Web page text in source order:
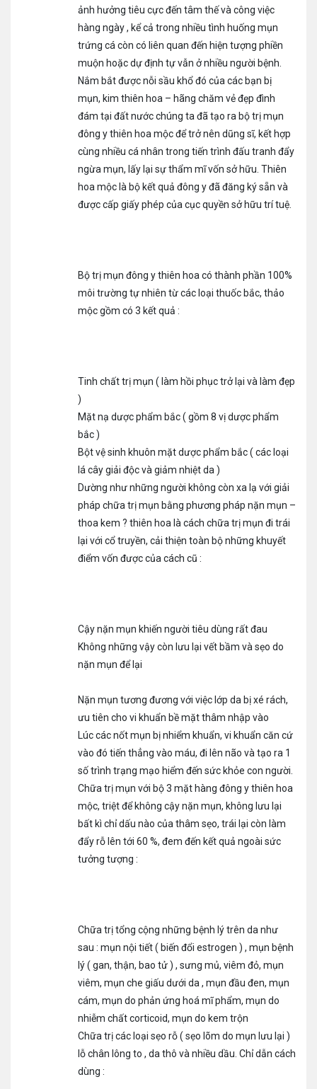
ảnh hưởng tiêu cực đến tâm thế và công việc
hàng ngày , kể cả trong nhiều tình huống mụn
trứng cá còn có liên quan đến hiện tượng phiền
muộn hoặc dự định tự vẫn ở nhiều người bệnh.
Nắm bắt được nỗi sầu khổ đó của các bạn bị
mụn, kim thiên hoa – hãng chăm vẻ đẹp đình
đám tại đất nước chúng ta đã tạo ra bộ trị mụn
đông y thiên hoa mộc để trở nên dũng sĩ, kết hợp
cùng nhiều cá nhân trong tiến trình đấu tranh đẩy
ngừa mụn, lấy lại sự thẩm mĩ vốn sở hữu. Thiên
hoa mộc là bộ kết quả đông y đã đăng ký sẵn và
được cấp giấy phép của cục quyền sở hữu trí tuệ.
Bộ trị mụn đông y thiên hoa có thành phần 100%
môi trường tự nhiên từ các loại thuốc bắc, thảo
mộc gồm có 3 kết quả :
Tinh chất trị mụn ( làm hồi phục trở lại và làm đẹp
)
Mặt nạ dược phẩm bắc ( gồm 8 vị dược phẩm
bắc )
Bột vệ sinh khuôn mặt dược phẩm bắc ( các loại
lá cây giải độc và giảm nhiệt da )
Dường như những người không còn xa lạ với giải
pháp chữa trị mụn bằng phương pháp nặn mụn –
thoa kem ? thiên hoa là cách chữa trị mụn đi trái
lại với cổ truyền, cải thiện toàn bộ những khuyết
điểm vốn được của cách cũ :
Cậy nặn mụn khiến người tiêu dùng rất đau
Không những vậy còn lưu lại vết bầm và sẹo do
nặn mụn để lại
Nặn mụn tương đương với việc lớp da bị xé rách,
ưu tiên cho vi khuẩn bề mặt thâm nhập vào
Lúc các nốt mụn bị nhiểm khuẩn, vi khuẩn căn cứ
vào đó tiến thẳng vào máu, đi lên não và tạo ra 1
số trình trạng mạo hiểm đến sức khỏe con người.
Chữa trị mụn với bộ 3 mặt hàng đông y thiên hoa
mộc, triệt để không cậy nặn mụn, không lưu lại
bất kì chỉ dấu nào của thâm sẹo, trái lại còn làm
đẩy rỗ lên tới 60 %, đem đến kết quả ngoài sức
tưởng tượng :
Chữa trị tổng cộng những bệnh lý trên da như
sau : mụn nội tiết ( biến đổi estrogen ) , mụn bệnh
lý ( gan, thận, bao tử ) , sưng mủ, viêm đỏ, mụn
viêm, mụn che giấu dưới da , mụn đầu đen, mụn
cám, mụn do phản ứng hoá mĩ phẩm, mụn do
nhiễm chất corticoid, mụn do kem trộn
Chữa trị các loại sẹo rỗ ( sẹo lõm do mụn lưu lại )
lỗ chân lông to , da thô và nhiều dầu. Chỉ dẫn cách
dùng :